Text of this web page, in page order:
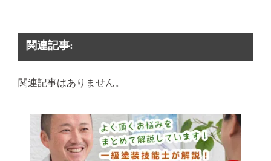
関連記事:
関連記事はありません。